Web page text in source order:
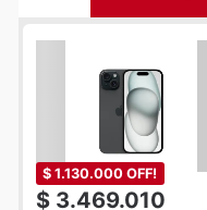
$ 1.130.000 OFF!
$ 3.469.010